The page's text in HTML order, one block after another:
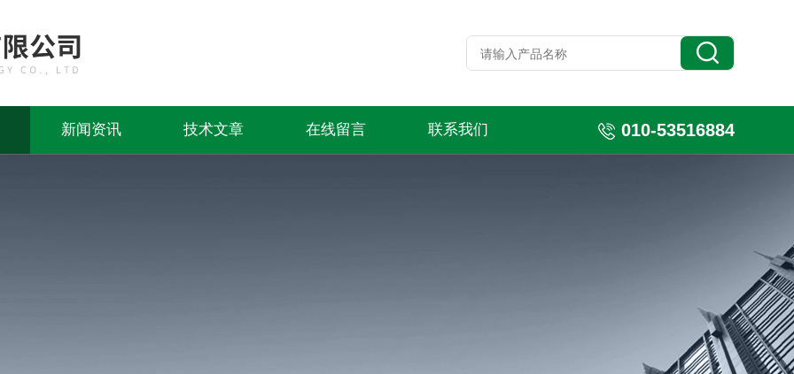
新闻资讯 技术文章 在线留言 联系我们 010-53516884